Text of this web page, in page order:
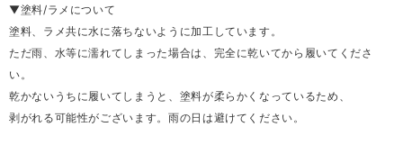
▼塗料/ラメについて
塗料、ラメ共に水に落ちないように加工しています。
ただ雨、水等に濡れてしまった場合は、完全に乾いてから履いてくださ
い。
乾かないうちに履いてしまうと、塗料が柔らかくなっているため、
剥がれる可能性がございます。雨の日は避けてください。